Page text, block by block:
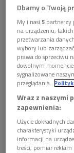
Rozmowa o
(Poranek
 06'52
Rozmowa o
Otwarta
Dbamy o Twoją
My i nasi5 partnerzy
na urządzeniu,
przetwarzania
wybory lub
prawa do sprzeciwu
dowolnym
sygnalizowane
przeglądania.
Wraz z naszymi
zapewnienia:
Użycie dokładnych
charakterystyki
informacji na
treści, pomiar reklam